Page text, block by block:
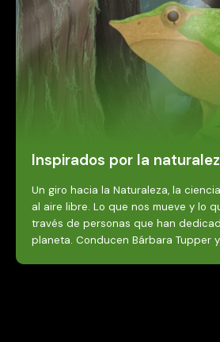
Inspirados por la
Un giro hacia la Naturaleza, la
al aire libre. Lo que nos mueve y lo
través de personas que han
planeta. Conducen Bárbara Tupper